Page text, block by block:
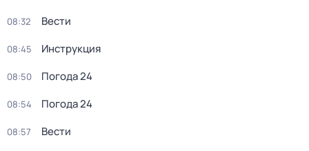
08:32 Вести
08:45 Инструкция
08:50 Погода 24
08:54 Погода 24
08:57 Вести